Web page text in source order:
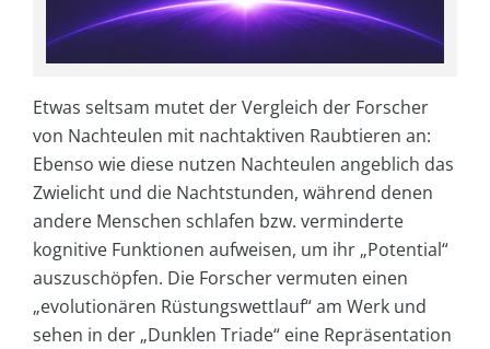
Etwas seltsam mutet der Vergleich der Forscher
von Nachteulen mit nachtaktiven Raubtieren an:
Ebenso wie diese nutzen Nachteulen angeblich das
Zwielicht und die Nachtstunden, während denen
andere Menschen schlafen bzw. verminderte
kognitive Funktionen aufweisen, um ihr „Potential“
auszuschöpfen. Die Forscher vermuten einen
„evolutionären Rüstungswettlauf“ am Werk und
sehen in der „Dunklen Triade“ eine Repräsentation